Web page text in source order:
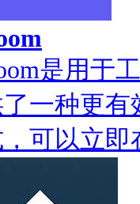
是用于
一种更有
可以立即